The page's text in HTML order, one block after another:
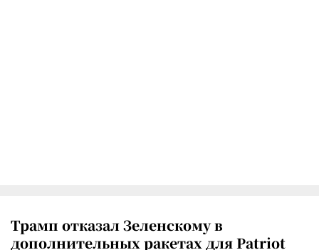
Трамп отказал Зеленскому в
дополнительных ракетах для Patriot